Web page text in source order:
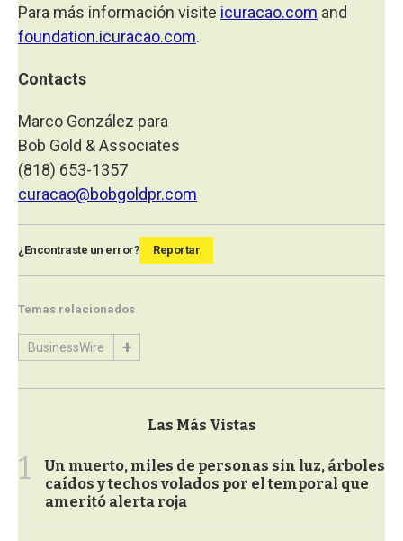
Para más información visite icuracao.com and
foundation.icuracao.com.
Contacts
Marco González para
Bob Gold & Associates
(818) 653-1357
curacao@bobgoldpr.com
¿Encontraste un error? Reportar
Temas relacionados
BusinessWire
Las Más Vistas
1
Un muerto, miles de personas sin luz, árboles
caídos y techos volados por el temporal que
ameritó alerta roja